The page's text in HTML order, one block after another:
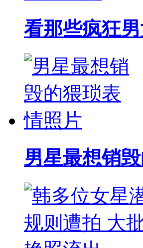
看那些疯狂
男星最想销